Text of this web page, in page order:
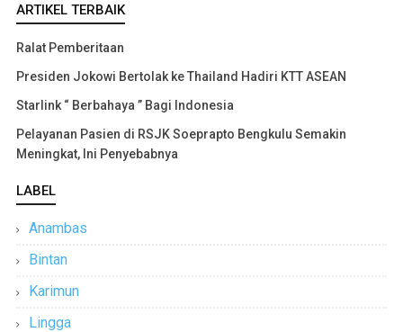
ARTIKEL TERBAIK
Ralat Pemberitaan
Presiden Jokowi Bertolak ke Thailand Hadiri KTT ASEAN
Starlink “ Berbahaya ” Bagi Indonesia
Pelayanan Pasien di RSJK Soeprapto Bengkulu Semakin
Meningkat, Ini Penyebabnya
LABEL
Anambas
Bintan
Karimun
Lingga